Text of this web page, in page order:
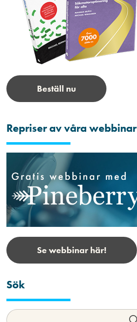
Beställ nu
Repriser av våra webbinar
Se webbinar här!
Sök